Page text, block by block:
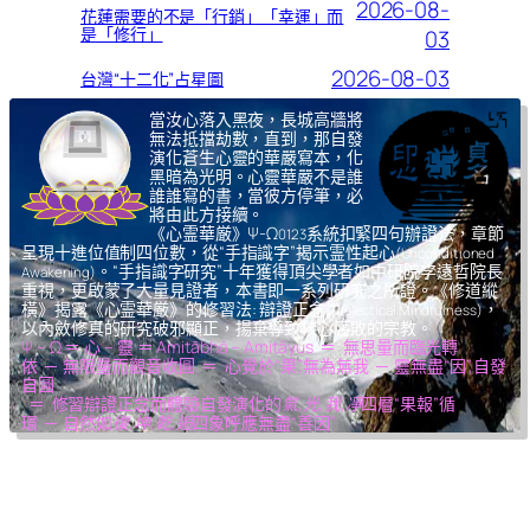
花蓮需要的不是「行銷」「幸運」而
是「修行」
2026-08-
03
台灣“十二化”占星圖 2026-08-03
當汝心落入黑夜，長城高牆將
無法抵擋劫數，直到，那自發
演化蒼生心靈的華嚴寫本，化
黑暗為光明。心靈華嚴不是誰
誰誰寫的書，當彼方停筆，必
將由此方接續。
《心霊華厳》Ψ-Ω0123系統扣緊四句辦證法，章節
呈現十進位值制四位數，從“手指識字”揭示霊性起心(Unconditioned
Awakening) 。“手指識字研究”十年獲得頂尖學者如中研院李遠哲院長
重視，更啟蒙了大量見證者，本書即一系列研究之所證。《修道縱
橫》揭露《心霊華厳》的修習法: 辯證正念(Dialectical Mindfulness)，
以內斂修真的研究破邪顯正，揚棄導致核心腐敗的宗教。
Ψ – Ω ＝ 心 – 靈 ＝ Amitābhā – Amitāyus ＝ 無思量而臨光轉
依 ─ 無限量而觀音收圓 ＝ 心覺於“果”,無為無我 ─ 靈無盡“因”,自發
自圓
＝ 修習辯證正念而體驗自發演化的氣,光,我,凈四層“果報”循
環 ─ 自然如復,坤,乾,逅四象呼應無盡“善因”